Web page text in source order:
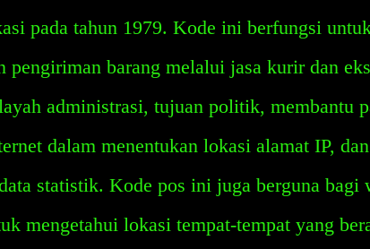
pada tahun 1979. Kode ini berfungsi
pengiriman barang melalui jasa kurir dan
administrasi, tujuan politik, membantu
dalam menentukan lokasi alamat IP,
statistik. Kode pos ini juga berguna bagi
mengetahui lokasi tempat-tempat yang